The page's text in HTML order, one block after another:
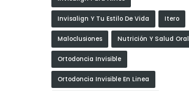
Invisalign Y Tu Estilo De Vida Itero
Maloclusiones Nutrición Y Salud Oral
Ortodoncia Invisible
Ortodoncia Invisible En Linea